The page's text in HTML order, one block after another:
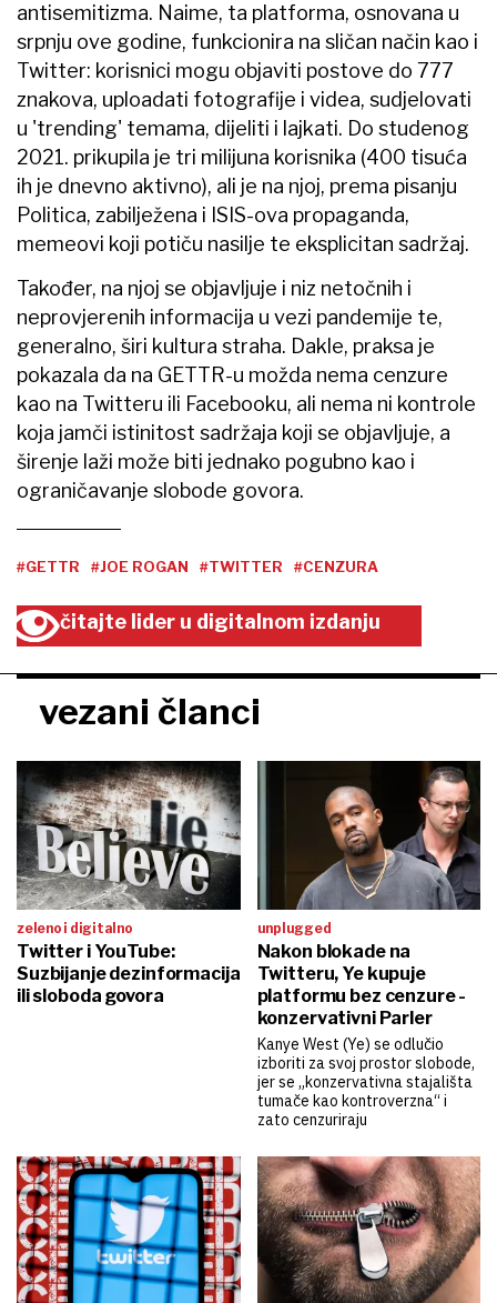
antisemitizma. Naime, ta platforma, osnovana u
srpnju ove godine, funkcionira na sličan način kao i
Twitter: korisnici mogu objaviti postove do 777
znakova, uploadati fotografije i videa, sudjelovati
u 'trending' temama, dijeliti i lajkati. Do studenog
2021. prikupila je tri milijuna korisnika (400 tisuća
ih je dnevno aktivno), ali je na njoj, prema pisanju
Politica, zabilježena i ISIS-ova propaganda,
memeovi koji potiču nasilje te eksplicitan sadržaj.
Također, na njoj se objavljuje i niz netočnih i
neprovjerenih informacija u vezi pandemije te,
generalno, širi kultura straha. Dakle, praksa je
pokazala da na GETTR-u možda nema cenzure
kao na Twitteru ili Facebooku, ali nema ni kontrole
koja jamči istinitost sadržaja koji se objavljuje, a
širenje laži može biti jednako pogubno kao i
ograničavanje slobode govora.
#GETTR #JOE ROGAN #TWITTER #CENZURA
čitajte lider u digitalnom izdanju
vezani članci
zeleno i digitalno
Twitter i YouTube:
Suzbijanje dezinformacija
ili sloboda govora
unplugged
Nakon blokade na
Twitteru, Ye kupuje
platformu bez cenzure -
konzervativni Parler
Kanye West (Ye) se odlučio
izboriti za svoj prostor slobode,
jer se „konzervativna stajališta
tumače kao kontroverzna“ i
zato cenzuriraju